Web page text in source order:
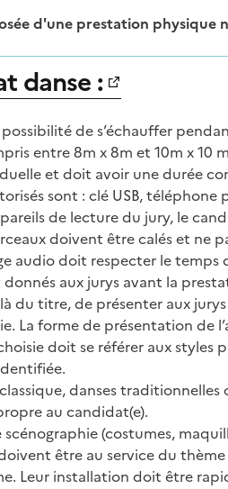
d'une prestation
danse :
de s’échauffer
entre 8m x 8m et 10m x 10
et doit avoir une durée
sont : clé USB,
de lecture du jury, le
doivent être calés et ne
audio doit respecter le temps
aux jurys avant la
du titre, de présenter aux
La forme de présentation de
doit se référer aux
danses
au candidat(e).
scénographie (costumes,
être au service du
Leur installation doit être